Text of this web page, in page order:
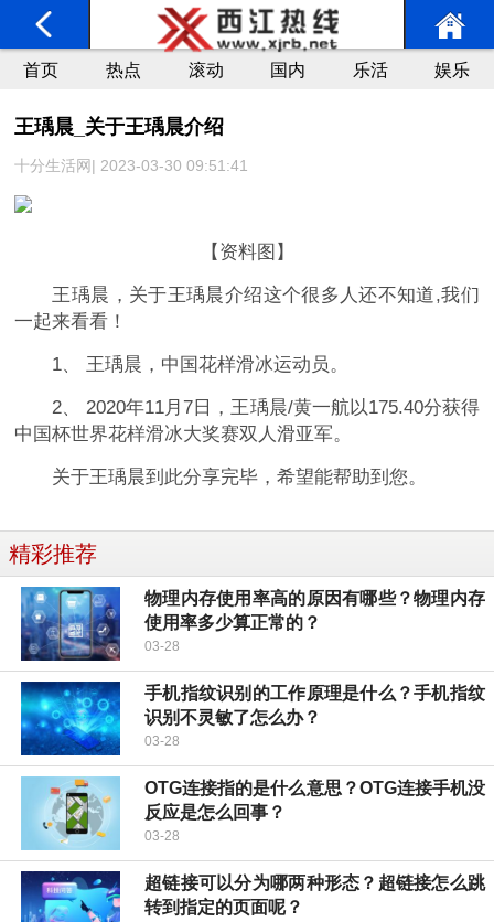
首页 热点 滚动 国内 乐活 娱乐
王瑀晨_关于王瑀晨介绍
十分生活网| 2023-03-30 09:51:41
【资料图】
王瑀晨，关于王瑀晨介绍这个很多人还不知道,我们
一起来看看！
1、 王瑀晨，中国花样滑冰运动员。
2、 2020年11月7日，王瑀晨/黄一航以175.40分获得
中国杯世界花样滑冰大奖赛双人滑亚军。
关于王瑀晨到此分享完毕，希望能帮助到您。
精彩推荐
物理内存使用率高的原因有哪些？物理内存
使用率多少算正常的？
03-28
手机指纹识别的工作原理是什么？手机指纹
识别不灵敏了怎么办？
03-28
OTG连接指的是什么意思？OTG连接手机没
反应是怎么回事？
03-28
超链接可以分为哪两种形态？超链接怎么跳
转到指定的页面呢？